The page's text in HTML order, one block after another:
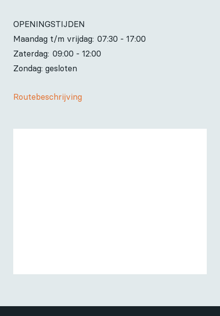
OPENINGSTIJDEN
Maandag t/m vrijdag: 07:30 - 17:00
Zaterdag: 09:00 - 12:00
Zondag: gesloten
Routebeschrijving